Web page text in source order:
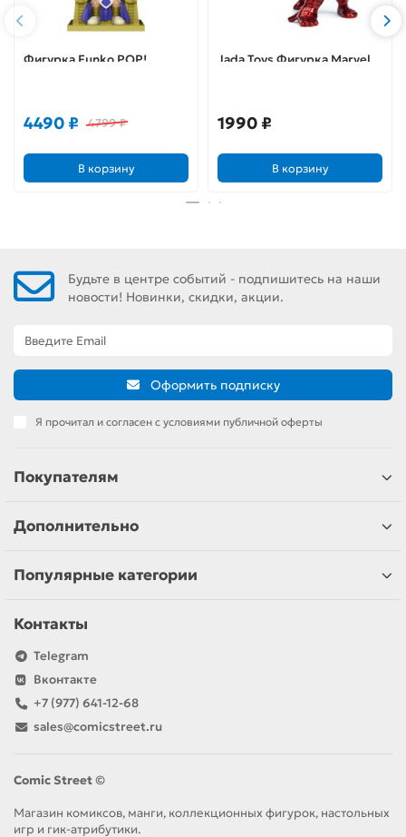
Фигурка Funko POP!
4490 ₽ 4799 ₽
В корзину
Jada Toys Фигурка Marvel
1990 ₽
В корзину
Будьте в центре событий - подпишитесь на наши
новости! Новинки, скидки, акции.
Оформить подписку
Я прочитал и согласен с условиями публичной оферты
Покупателям
Дополнительно
Популярные категории
Контакты
Telegram
Вконтакте
+7 (977) 641-12-68
sales@comicstreet.ru
Comic Street ©
Магазин комиксов, манги, коллекционных фигурок, настольных
игр и гик-атрибутики.